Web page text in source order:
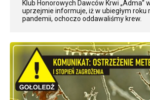
Klub Honorowych Dawców Krwi „Adma”
uprzejmie informuje, iż w ubiegłym roku
pandemii, ochoczo oddawaliśmy krew.